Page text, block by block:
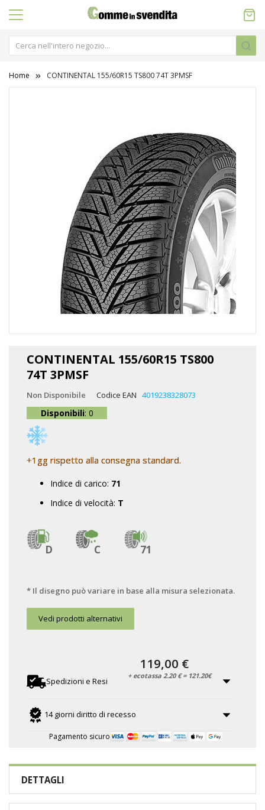
Home CONTINENTAL 155/60R15 TS800 74T 3PMSF
CONTINENTAL 155/60R15 TS800
74T 3PMSF
Non Disponibile Codice EAN 4019238328073
Disponibili: 0
+1gg rispetto alla consegna standard.
Indice di carico: 71
Indice di velocità: T
D C 71
* Il disegno può variare in base alla misura selezionata.
Vedi prodotti alternativi
Spedizioni e Resi
14 giorni diritto di recesso
Pagamento sicuro
119,00 €
+ ecotassa 2.20 € = 121.20€
galleria
immagini
DETTAGLI